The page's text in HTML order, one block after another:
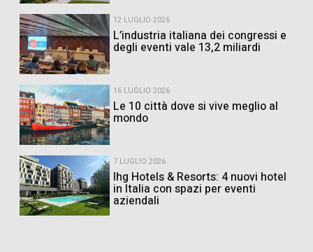
12 LUGLIO 2026
L’industria italiana dei congressi e
degli eventi vale 13,2 miliardi
16 LUGLIO 2026
Le 10 città dove si vive meglio al
mondo
7 LUGLIO 2026
Ihg Hotels & Resorts: 4 nuovi hotel
in Italia con spazi per eventi
aziendali